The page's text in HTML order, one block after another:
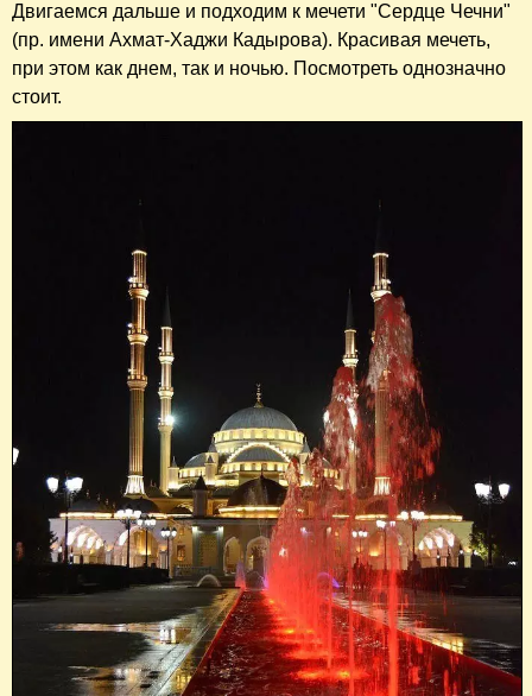
Двигаемся дальше и подходим к мечети "Сердце Чечни"
(пр. имени Ахмат-Хаджи Кадырова). Красивая мечеть,
при этом как днем, так и ночью. Посмотреть однозначно
стоит.